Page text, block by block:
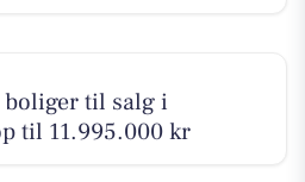
boliger til salg i
til 11.995.000 kr